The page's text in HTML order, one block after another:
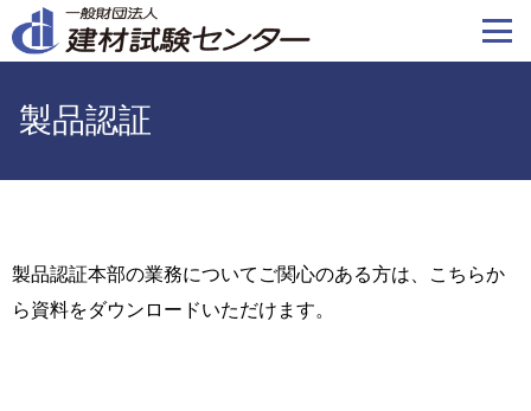
イ
移
動
製品認証
製品認証本部の業務についてご関心のある方は、こちらか
ら資料をダウンロードいただけます。